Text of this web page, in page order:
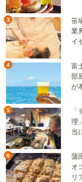
3
笹
業
イ
4
富
部
が
5
理
当
6
蒲
オ
リ